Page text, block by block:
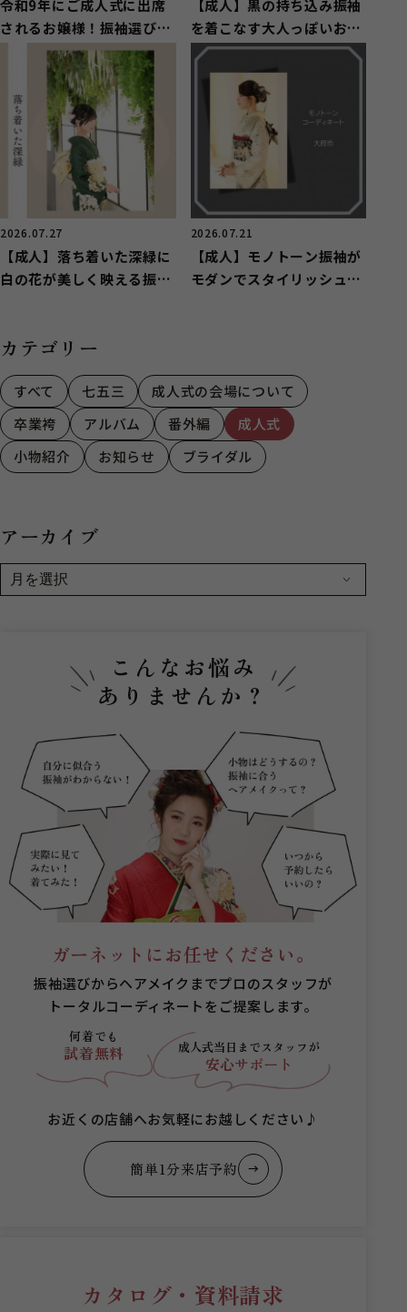
令和9年にご成人式に出席
されるお嬢様！振袖選びが
まだの方は急いで！
【成人】黒の持ち込み振袖
を着こなす大人っぽいお嬢
様【知立市】
2026.07.27
【成人】落ち着いた深緑に
白の花が美しく映える振袖
2026.07.21
【成人】モノトーン振袖が
モダンでスタイリッシュ！
カテゴリー
すべて 七五三
成人式の会場について
卒業袴
アルバム 番外編
成人式
小物紹介
お知らせ ブライダル
アーカイブ
こんなお悩み
ありませんか？
ガーネットにお任せください。
振袖選びからヘアメイクまでプロのスタッフが
トータルコーディネートをご提案します。
何着でも
試着無料 成人式当日までスタッフが
安心サポート
お近くの店舗へお気軽にお越しください♪
簡単1分来店予約
カタログ・資料請求